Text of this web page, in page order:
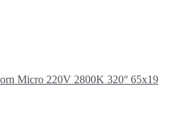
Micro 220V 2800K 320° 65x19